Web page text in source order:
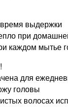
выдержки
при
каждом мытье
для
головы
волосах